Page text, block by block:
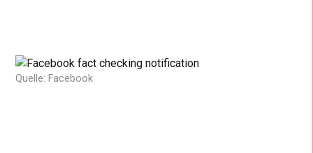
Quelle: Facebook